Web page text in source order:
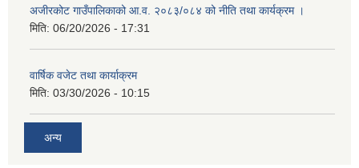
अजीरकोट गाउँपालिकाको आ.व. २०८३/०८४ को नीति तथा कार्यक्रम ।
मिति: 06/20/2026 - 17:31
वार्षिक वजेट तथा कार्याक्रम
मिति: 03/30/2026 - 10:15
अन्य